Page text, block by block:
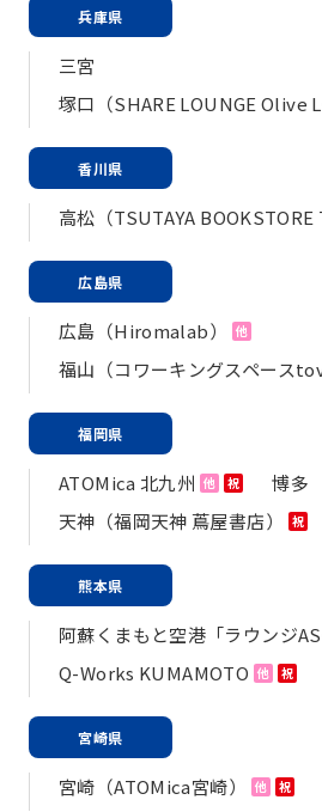
兵庫県
三宮
塚口（SHARE LOUNGE Olive
香川県
高松（TSUTAYA BOOKSTORE
広島県
広島（Hiromalab） 他
福山（コワーキングスペース
福岡県
ATOMica 北九州 他 祝
博多
天神（福岡天神 蔦屋書店）
祝
熊本県
阿蘇くまもと空港「ラウンジ
Q-Works KUMAMOTO 他 祝
宮崎県
宮崎（ATOMica宮崎） 他 祝